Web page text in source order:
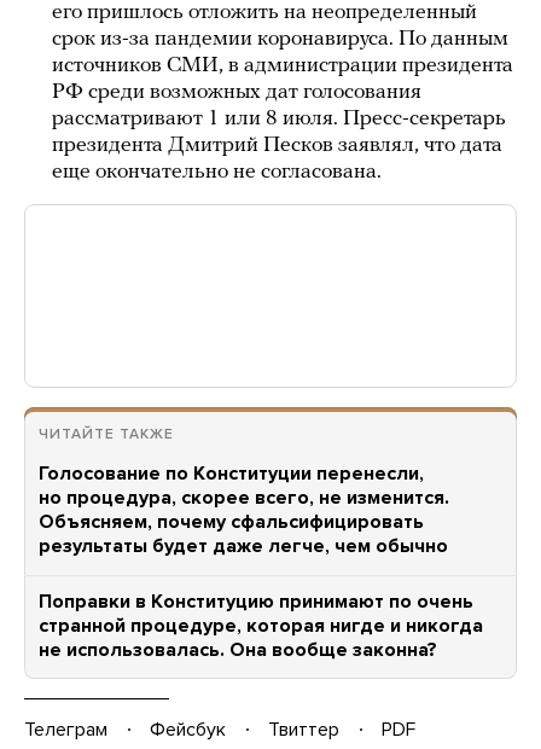
его пришлось отложить на неопределенный
срок из-за пандемии коронавируса. По данным
источников СМИ, в администрации президента
РФ среди возможных дат голосования
рассматривают 1 или 8 июля. Пресс-секретарь
президента Дмитрий Песков заявлял, что дата
еще окончательно не согласована.
ЧИТАЙТЕ ТАКЖЕ
Голосование по Конституции перенесли,
но процедура, скорее всего, не изменится.
Объясняем, почему сфальсифицировать
результаты будет даже легче, чем обычно
Поправки в Конституцию принимают по очень
странной процедуре, которая нигде и никогда
не использовалась. Она вообще законна?
Телеграм Фейсбук Твиттер
PDF